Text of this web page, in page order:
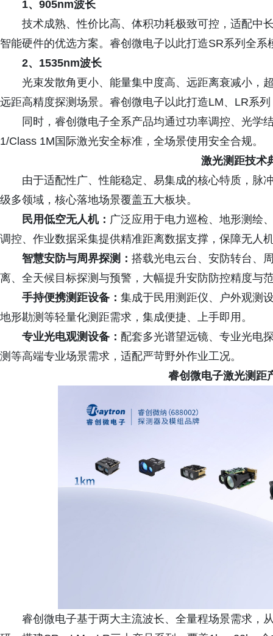
1、905nm波长
技术成熟、性价比高、体积功耗极致可控，适配中
智能硬件的优选方案。睿创微电子以此打造SR系列全
2、1535nm波长
光束发散角更小、能量集中度高、远距离衰减小，
远距高精度探测场景。睿创微电子以此打造LM、LR系
同时，睿创微电子全系产品均通过功率调控、光学
1/Class 1M国际激光安全标准，全场景使用安全合规。
激光测距技术
由于适配性广、性能稳定、易集成的核心特质，脉
级多领域，核心落地场景覆盖五大板块。
民用低空无人机： 广泛应用于电力巡检、地形测绘
调控、作业数据采集提供精准距离数据支撑，保障无人
智慧安防与周界探测： 搭载光电云台、安防转台、
离、全天候目标探测与预警，大幅提升安防防控精度与
手持便携测距设备： 集成于民用测距仪、户外观测
地形勘测等轻量化测距需求，集成便捷、上手即用。
专业光电观测设备： 配套多光谱望远镜、专业光电
测等高端专业场景需求，适配严苛野外作业工况。
睿创微电子激光测距
睿创微电子基于两大主流波长、全量程场景需求，